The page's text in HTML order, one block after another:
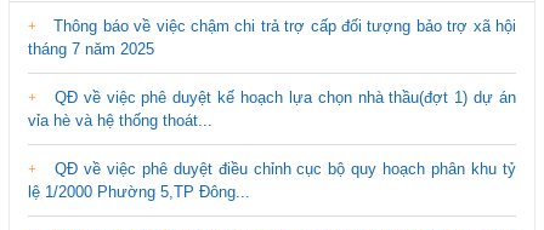
Thông báo về việc chậm chi trả trợ cấp đối tượng bảo trợ xã hội
tháng 7 năm 2025
QĐ về việc phê duyệt kế hoạch lựa chọn nhà thầu(đợt 1) dự án
vỉa hè và hệ thống thoát...
QĐ về việc phê duyệt điều chỉnh cục bộ quy hoạch phân khu tỷ
lệ 1/2000 Phường 5,TP Đông...